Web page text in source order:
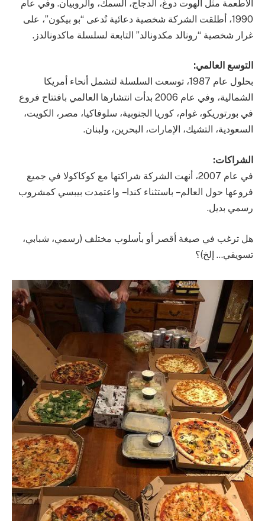
الأطعمة مثل الهوت دوغ، الدجاج، السمك، والروبيان. وفي عام
1990، أطلقت الشركة شخصية دعائية تُدعى “بو بيكون”، على
غرار شخصية “رونالد مكدونالد” التابعة لسلسلة ماكدونالدز.
التوسع العالمي:
بحلول عام 1987، توسعت السلسلة لتشمل أنحاء أمريكا
الشمالية، وفي عام 2006 بدأت انتشارها العالمي بافتتاح فروع
في بورتوريكو، غوام، كوريا الجنوبية، سلوفاكيا، مصر، الكويت،
السعودية، التشيك، الإمارات، البحرين، ولبنان.
الشراكات:
في عام 2007، أنهت الشركة شراكتها مع كوكاكولا في جميع
فروعها حول العالم – باستثناء كندا – واعتمدت بيبسي كمشروب
رسمي بديل.
هل ترغب في صيغة أقصر أو بأسلوب مختلف (رسمي، شبابي،
تسويقي… إلخ)؟